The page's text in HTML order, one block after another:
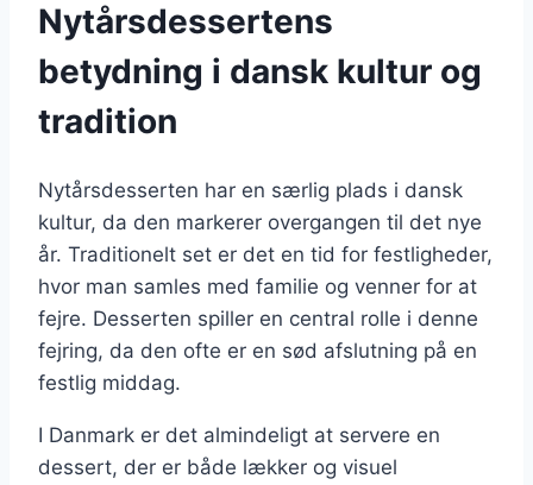
Nytårsdessertens
betydning i dansk kultur og
tradition
Nytårsdesserten har en særlig plads i dansk
kultur, da den markerer overgangen til det nye
år. Traditionelt set er det en tid for festligheder,
hvor man samles med familie og venner for at
fejre. Desserten spiller en central rolle i denne
fejring, da den ofte er en sød afslutning på en
festlig middag.
I Danmark er det almindeligt at servere en
dessert, der er både lækker og visuel